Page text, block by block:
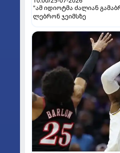
"ამ იდიოტმა ძალიან
ლებრონ ჯეიმსზე